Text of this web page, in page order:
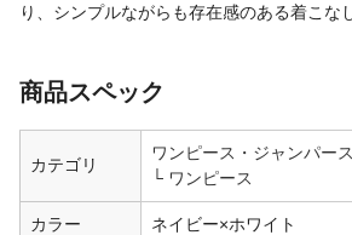
り、シンプルながらも存在感のある着こな
商品スペック
カテゴリ
ワンピース・ジャンパー
ワンピース
カラー ネイビー×ホワイト